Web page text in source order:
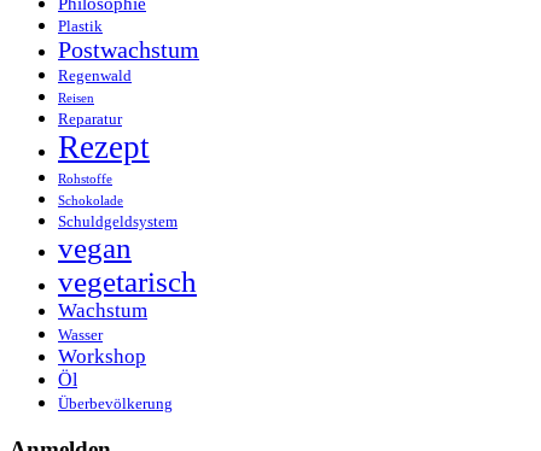
Plastik
Postwachstum
Regenwald
Reisen
Reparatur
Rezept
Rohstoffe
Schokolade
Schuldgeldsystem
vegan
vegetarisch
Wachstum
Wasser
Workshop
Öl
Überbevölkerung